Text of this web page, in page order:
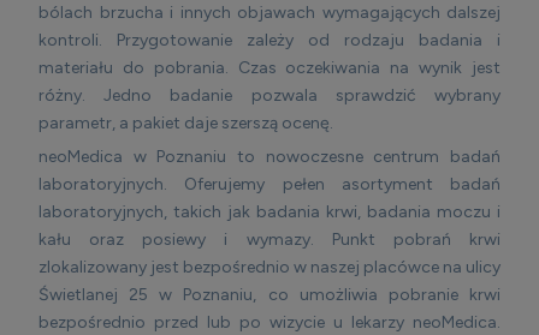
bólach brzucha i innych objawach wymagających dalszej
kontroli. Przygotowanie zależy od rodzaju badania i
materiału do pobrania. Czas oczekiwania na wynik jest
różny. Jedno badanie pozwala sprawdzić wybrany
parametr, a pakiet daje szerszą ocenę.
neoMedica w Poznaniu to nowoczesne centrum badań
laboratoryjnych. Oferujemy pełen asortyment badań
laboratoryjnych, takich jak badania krwi, badania moczu i
kału oraz posiewy i wymazy. Punkt pobrań krwi
zlokalizowany jest bezpośrednio w naszej placówce na ulicy
Świetlanej 25 w Poznaniu, co umożliwia pobranie krwi
bezpośrednio przed lub po wizycie u lekarzy neoMedica.